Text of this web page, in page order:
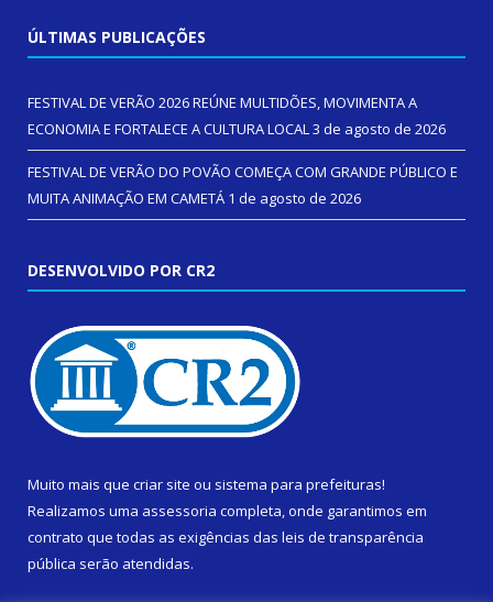
ÚLTIMAS PUBLICAÇÕES
FESTIVAL DE VERÃO 2026 REÚNE MULTIDÕES, MOVIMENTA A
ECONOMIA E FORTALECE A CULTURA LOCAL3 de agosto de 2026
FESTIVAL DE VERÃO DO POVÃO COMEÇA COM GRANDE PÚBLICO E
MUITA ANIMAÇÃO EM CAMETÁ 1 de agosto de 2026
DESENVOLVIDO POR CR2
Muito mais que criar site ou sistema para prefeituras!
Realizamos uma assessoria completa, onde garantimos em
contrato que todas as exigências das leis de transparência
pública serão atendidas.